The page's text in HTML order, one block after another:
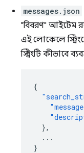
messages.json
"বিবরণ" আইটেম
এই লোকেলে
স্ট্রিংটি কীভাবে
{
},
...
}